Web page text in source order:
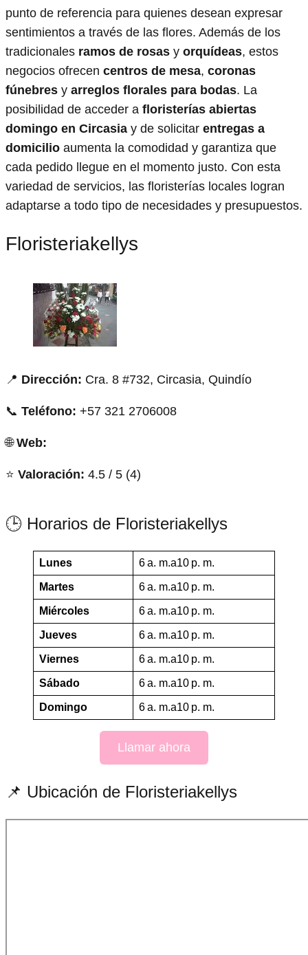
punto de referencia para quienes desean expresar
sentimientos a través de las flores. Además de los
tradicionales ramos de rosas y orquídeas, estos
negocios ofrecen centros de mesa, coronas
fúnebres y arreglos florales para bodas. La
posibilidad de acceder a floristerías abiertas
domingo en Circasia y de solicitar entregas a
domicilio aumenta la comodidad y garantiza que
cada pedido llegue en el momento justo. Con esta
variedad de servicios, las floristerías locales logran
adaptarse a todo tipo de necesidades y presupuestos.
Floristeriakellys
📍 Dirección: Cra. 8 #732, Circasia, Quindío
📞 Teléfono: +57 321 2706008
🌐Web:
⭐ Valoración: 4.5 / 5 (4)
🕒 Horarios de Floristeriakellys
Lunes 6 a. m.a10 p. m.
Martes 6 a. m.a10 p. m.
Miércoles 6 a. m.a10 p. m.
Jueves 6 a. m.a10 p. m.
Viernes 6 a. m.a10 p. m.
Sábado 6 a. m.a10 p. m.
Domingo 6 a. m.a10 p. m.
Llamar ahora
📌 Ubicación de Floristeriakellys